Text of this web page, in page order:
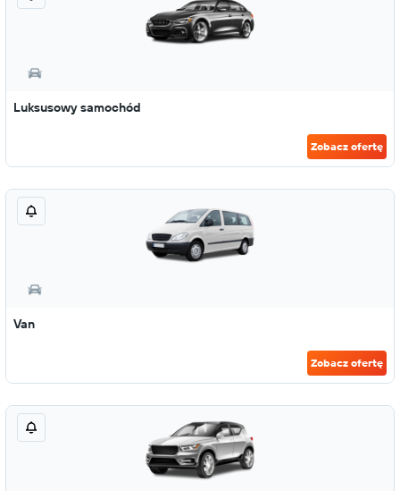
Luksusowy samochód
Zobacz ofertę
Van
Zobacz ofertę